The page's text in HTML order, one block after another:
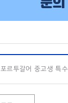
포르투갈어 중고생 특